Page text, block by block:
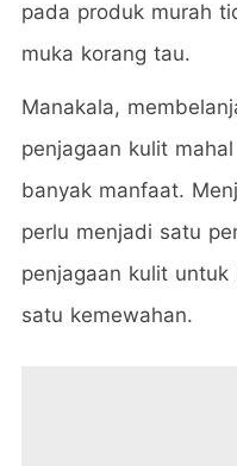
pada produk murah
muka korang tau.
Manakala,
penjagaan kulit
banyak manfaat.
perlu menjadi satu
penjagaan kulit
satu kemewahan.